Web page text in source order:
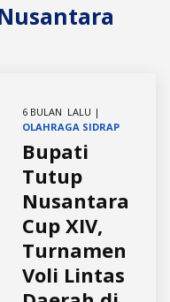
6 BULAN LALU |
OLAHRAGA SIDRAP
Bupati
Tutup
Nusantara
Cup XIV,
Turnamen
Voli Lintas